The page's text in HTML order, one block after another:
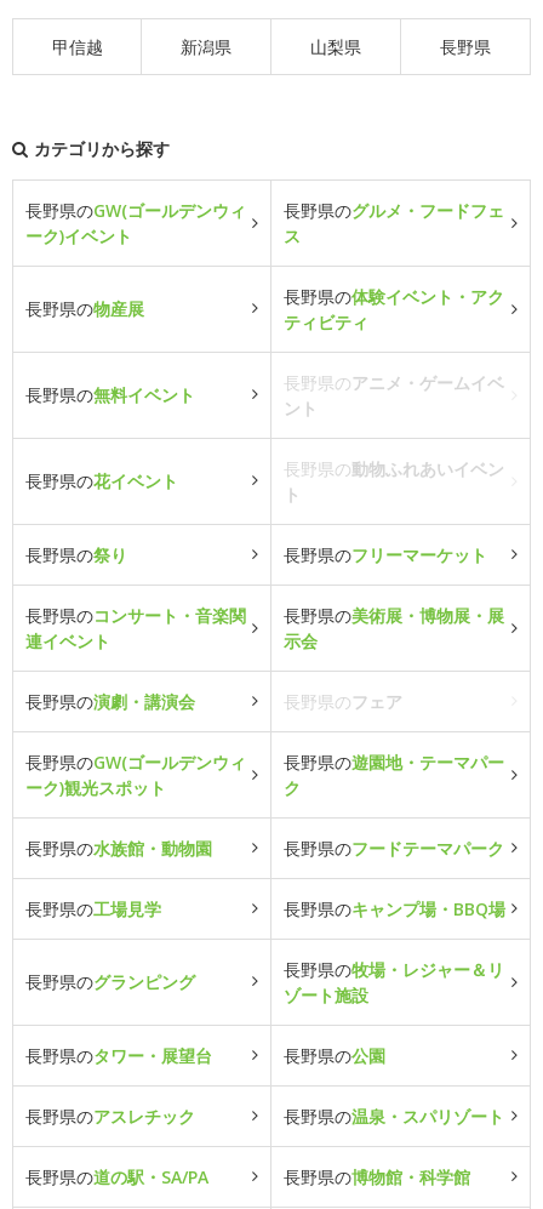
甲信越 新潟県 山梨県 長野県
カテゴリから探す
長野県のGW(ゴールデンウィ
ーク)イベント
長野県のグルメ・フードフェ
ス
長野県の物産展
長野県の体験イベント・アク
ティビティ
長野県の無料イベント
長野県のアニメ・ゲームイベ
ント
長野県の花イベント
長野県の動物ふれあいイベン
ト
長野県の祭り 長野県のフリーマーケット
長野県のコンサート・音楽関
連イベント
長野県の美術展・博物展・展
示会
長野県の演劇・講演会 長野県のフェア
長野県のGW(ゴールデンウィ
ーク)観光スポット
長野県の遊園地・テーマパー
ク
長野県の水族館・動物園 長野県のフードテーマパーク
長野県の工場見学 長野県のキャンプ場・BBQ場
長野県のグランピング
長野県の牧場・レジャー＆リ
ゾート施設
長野県のタワー・展望台 長野県の公園
長野県のアスレチック 長野県の温泉・スパリゾート
長野県の道の駅・SA/PA 長野県の博物館・科学館